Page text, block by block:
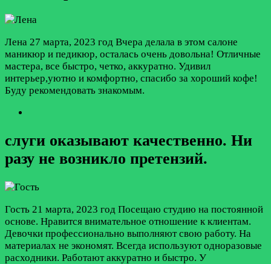
Лена 27 марта, 2023 год Вчера делала в этом салоне
маникюр и педикюр, осталась очень довольна! Отличные
мастера, все быстро, четко, аккуратно. Удивил
интерьер,уютно и комфортно, спасибо за хороший кофе!
Буду рекомендовать знакомым.
слуги оказывают качественно. Ни
разу не возникло претензий.
Гость 21 марта, 2023 год Посещаю студию на постоянной
основе. Нравится внимательное отношение к клиентам.
Девочки профессионально выполняют свою работу. На
материалах не экономят. Всегда используют одноразовые
расходники. Работают аккуратно и быстро. У